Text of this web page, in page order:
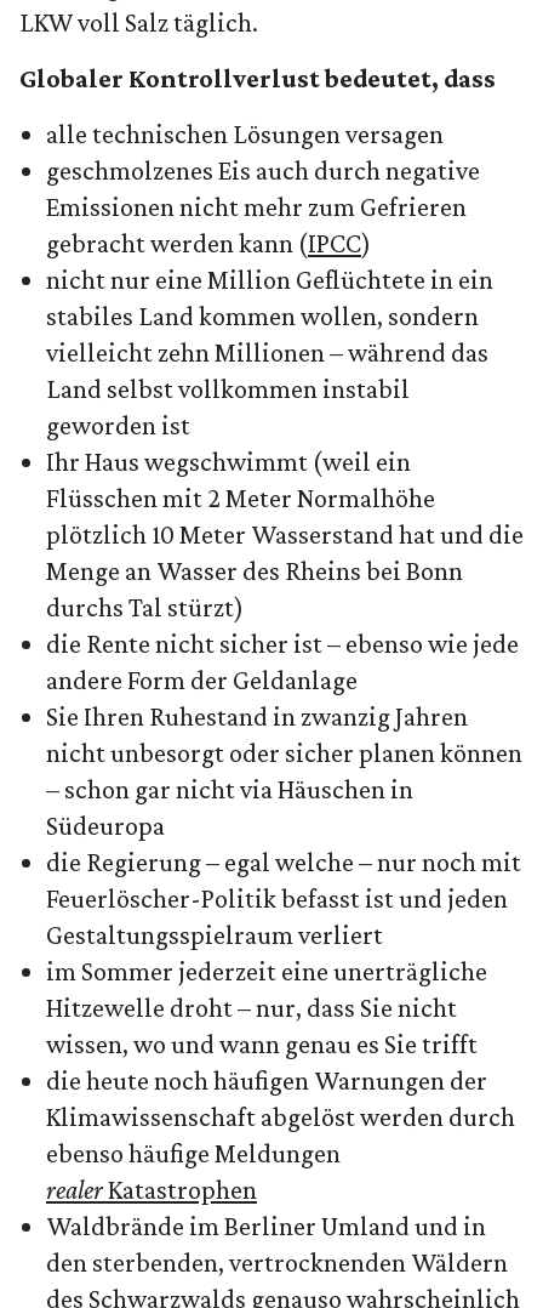
LKW voll Salz täglich.
Globaler Kontrollverlust bedeutet, dass
alle technischen Lösungen versagen
geschmolzenes Eis auch durch negative
Emissionen nicht mehr zum Gefrieren
gebracht werden kann (IPCC)
nicht nur eine Million Geflüchtete in ein
stabiles Land kommen wollen, sondern
vielleicht zehn Millionen – während das
Land selbst vollkommen instabil
geworden ist
Ihr Haus wegschwimmt (weil ein
Flüsschen mit 2 Meter Normalhöhe
plötzlich 10 Meter Wasserstand hat und die
Menge an Wasser des Rheins bei Bonn
durchs Tal stürzt)
die Rente nicht sicher ist – ebenso wie jede
andere Form der Geldanlage
Sie Ihren Ruhestand in zwanzig Jahren
nicht unbesorgt oder sicher planen können
– schon gar nicht via Häuschen in
Südeuropa
die Regierung – egal welche – nur noch mit
Feuerlöscher-Politik befasst ist und jeden
Gestaltungsspielraum verliert
im Sommer jederzeit eine unerträgliche
Hitzewelle droht – nur, dass Sie nicht
wissen, wo und wann genau es Sie trifft
die heute noch häufigen Warnungen der
Klimawissenschaft abgelöst werden durch
ebenso häufige Meldungen
realerKatastrophen
Waldbrände im Berliner Umland und in
den sterbenden, vertrocknenden Wäldern
des Schwarzwalds genauso wahrscheinlich